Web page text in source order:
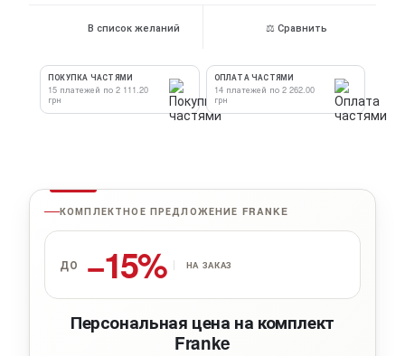
В список желаний ⚖ Сравнить
ПОКУПКА ЧАСТЯМИ
15 платежей по 2 111.20
грн
ОПЛАТА ЧАСТЯМИ
14 платежей по 2 262.00
грн
КОМПЛЕКТНОЕ ПРЕДЛОЖЕНИЕ FRANKE
ДО −15% НА ЗАКАЗ
Персональная цена на комплект
Franke